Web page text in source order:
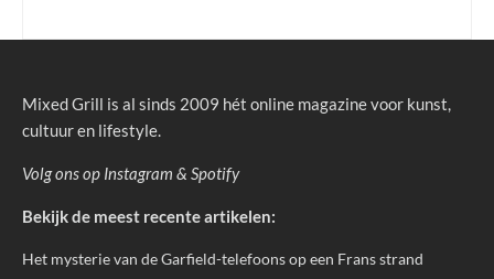
Mixed Grill is al sinds 2009 hét online magazine voor kunst,
cultuur en lifestyle.
Volg ons op Instagram & Spotify
Bekijk de meest recente artikelen:
Het mysterie van de Garfield-telefoons op een Frans strand